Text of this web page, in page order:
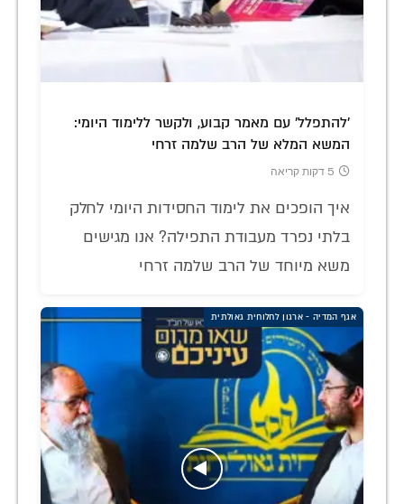
'להתפלל' עם מאמר קבוע, ולקשר ללימוד היומי:
המשא המלא של הרב שלמה זרחי
5 דקות קריאה
איך הופכים את לימוד החסידות היומי לחלק
בלתי נפרד מעבודת התפילה? אנו מגישים
משא מיוחד של הרב שלמה זרחי
אגף המדיה - ארגון לחלוחית גאולתית